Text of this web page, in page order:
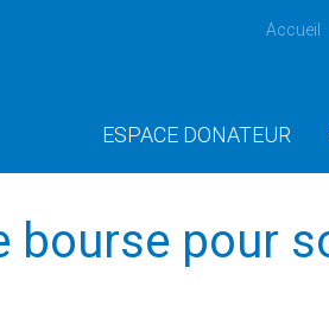
Accueil
ESPACE DONATEUR
bourse pour